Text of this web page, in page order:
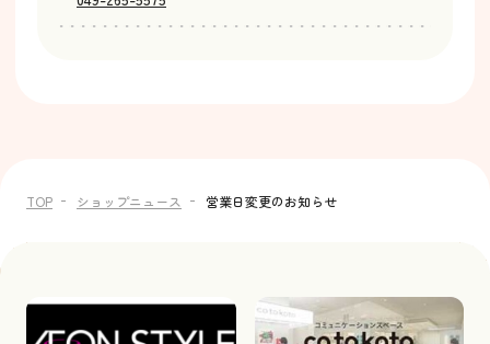
TOP ショップニュース 営業日変更のお知らせ